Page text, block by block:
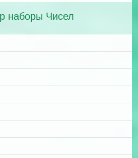
наборы Чисел